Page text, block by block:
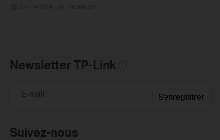
04-10-2019 16289805
Newsletter TP-Link
E-mail S'enregistrer
Suivez-nous